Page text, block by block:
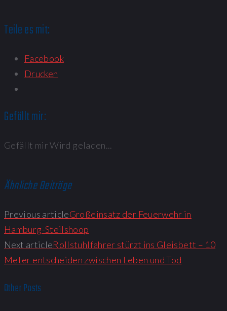
Teile es mit:
Facebook
Drucken
Gefällt mir:
Gefällt mirWird geladen...
Ähnliche Beiträge
Previous articleGroßeinsatz der Feuerwehr in
Hamburg-Steilshoop
Next articleRollstuhlfahrer stürzt ins Gleisbett – 10
Meter entscheiden zwischen Leben und Tod
Other Posts